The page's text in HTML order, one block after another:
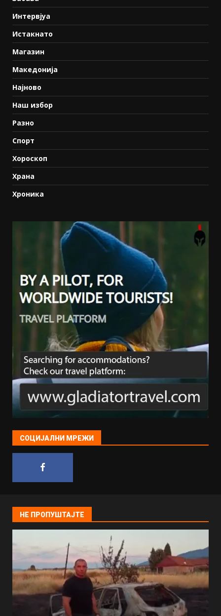
Интервјуа
Истакнато
Магазин
Македонија
Најново
Наш избор
Разно
Спорт
Хороскоп
Храна
Хроника
СОЦИЈАЛНИ МРЕЖИ
НЕ ПРОПУШТАЈТЕ